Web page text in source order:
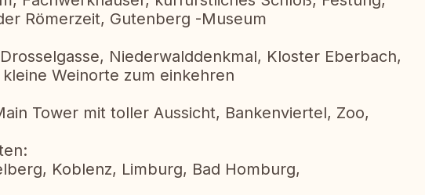
Römerzeit, Gutenberg -Museum
Niederwalddenkmal, Kloster Eberbach,
Weinorte zum einkehren
Tower mit toller Aussicht, Bankenviertel, Zoo,
Koblenz, Limburg, Bad Homburg,